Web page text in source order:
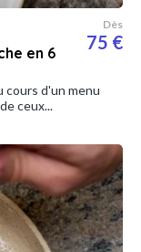
en 6
Dès
75 €
cours d'un menu
ceux...